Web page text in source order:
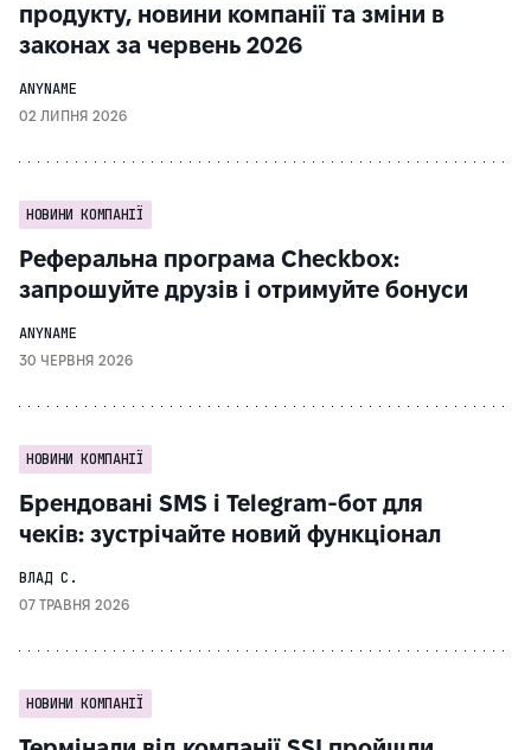
продукту, новини компанії та зміни в
законах за червень 2026
ANYNAME
02 ЛИПНЯ 2026
НОВИНИ КОМПАНІЇ
Реферальна програма Checkbox:
запрошуйте друзів і отримуйте бонуси
ANYNAME
30 ЧЕРВНЯ 2026
НОВИНИ КОМПАНІЇ
Брендовані SMS і Telegram-бот для
чеків: зустрічайте новий функціонал
ВЛАД С.
07 ТРАВНЯ 2026
НОВИНИ КОМПАНІЇ